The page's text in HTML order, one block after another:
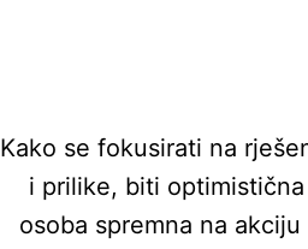
Kako se fokusirati na
i prilike, biti optimistična
osoba spremna na akciju